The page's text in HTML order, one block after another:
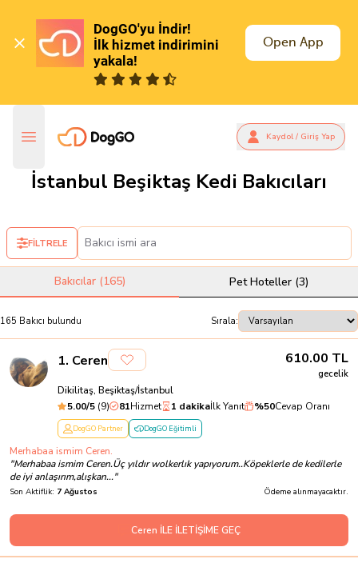
DogGO'yu İndir!
İlk hizmet indirimini
yakala!
Open App
Kaydol / Giriş Yap
İstanbul Beşiktaş Kedi Bakıcıları
FİLTRELE
Bakıcılar (165) Pet Hoteller (3)
165 Bakıcı bulundu Sırala:
1. Ceren 610.00 TL
gecelik
Dikilitaş, Beşiktaş/İstanbul
5.00/5 (9) 81Hizmet 1 dakikaİlk Yanıt %50Cevap Oranı
DogGO Partner DogGO Eğitimli
Merhabaa ismim Ceren.
"Merhabaa ismim Ceren.Üç yıldır wolkerlık yapıyorum..Köpeklerle de kedilerle
de iyi anlaşırım,alışkan..."
Son Aktiflik: 7 Ağustos Ödeme alınmayacaktır.
Ceren İLE İLETİŞİME GEÇ